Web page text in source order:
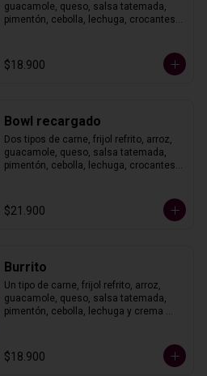
guacamole, queso, salsa tatemada,
pimentón, cebolla, lechuga, crocantes
$18.900
Bowl recargado
Dos tipos de carne, frijol refrito, arroz,
guacamole, queso, salsa tatemada,
pimentón, cebolla, lechuga, crocantes
$21.900
Burrito
Un tipo de carne, frijol refrito, arroz,
guacamole, queso, salsa tatemada,
pimentón, cebolla, lechuga y crema
$18.900